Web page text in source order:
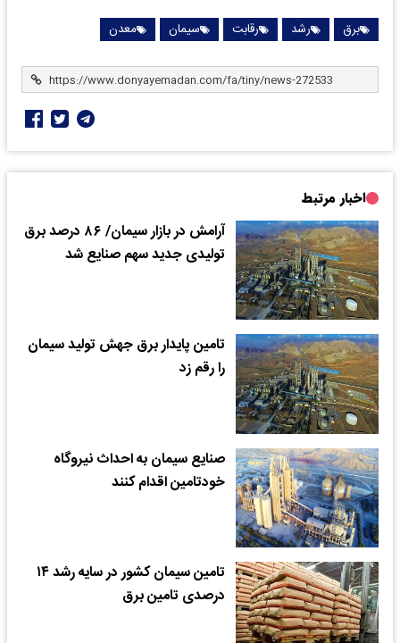
برق رشد رقابت سیمان معدن
اخبار مرتبط
آرامش در بازار سیمان/ ۸۶ درصد برق
تولیدی جدید سهم صنایع شد
تامین پایدار برق جهش تولید سیمان
را رقم زد
صنایع سیمان به احداث نیروگاه
خودتامین اقدام کنند
تامین سیمان کشور در سایه رشد ۱۴
درصدی تامین برق